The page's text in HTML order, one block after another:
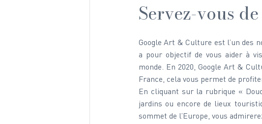
Servez-vous
Google Art & Culture est l’un des
a pour objectif de vous aider à
monde. En 2020, Google Art &
France, cela vous permet de
En cliquant sur la rubrique «
jardins ou encore de lieux
sommet de l’Europe, vous